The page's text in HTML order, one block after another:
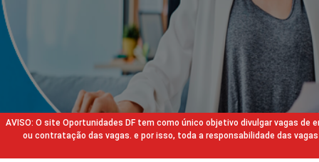
AVISO: O site Oportunidades DF tem como único objetivo divulgar vagas
ou contratação das vagas. e por isso, toda a responsabilidade das